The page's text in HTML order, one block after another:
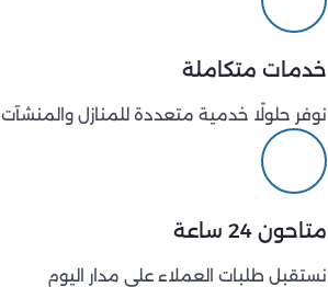
خدمات متكاملة
نوفر حلولًا خدمية متعددة للمنازل والمنشآت
متاحون 24 ساعة
نستقبل طلبات العملاء على مدار اليوم